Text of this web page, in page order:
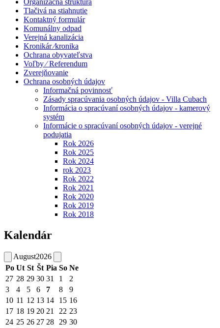
Organizačná štruktúra
Tlačivá na stiahnutie
Kontaktný formulár
Komunálny odpad
Verejná kanalizácia
Kronikár ⁄kronika
Ochrana obyvateľstva
Voľby ⁄ Referendum
Zverejňovanie
Ochrana osobných údajov
Informačná povinnosť
Zásady spracúvania osobných údajov - Villa Cubach
Informácia o spracúvaní osobných údajov - kamerový
systém
Informácie o spracúvaní osobných údajov - verejné
podujatia
Rok 2026
Rok 2025
Rok 2024
rok 2023
Rok 2022
Rok 2021
Rok 2020
Rok 2019
Rok 2018
Kalendár
August2026
Po Ut St Št Pia So Ne
27 28 29 30 31 1
2
3
4 5 6 7 8
9
10 11 12 13 14 15 16
17 18 19 20 21 22 23
24 25 26 27 28 29 30